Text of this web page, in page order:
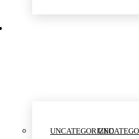
UNCATEGORIZED